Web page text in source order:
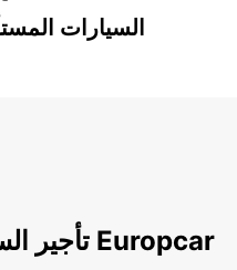
السيارات
تأجير السيارات في أبو ظبي مع Europcar